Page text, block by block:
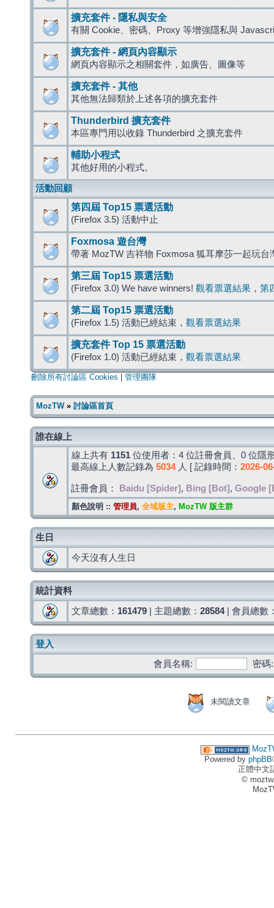
擴充套件 - 隱私與安全
有關 Cookie、密碼、Proxy 等增強隱私與
擴充套件 - 網頁內容顯示
網頁內容顯示之相關套件，如廣告、圖像等
擴充套件 - 其他
其他無法歸類於上述各項的擴充套件
Thunderbird 擴充套件
本區專門用以收錄 Thunderbird 之擴充套件
輔助小程式
其他好用的小程式。
活動回顧
第四屆 Top15 票選活動
(Firefox 3.5) 活動中止
Foxmosa 遊台灣
帶著 MozTW 吉祥物 Foxmosa 狐耳摩莎一起玩台
第三屆 Top15 票選活動
(Firefox 3.0) We have winners! 觀看票選結果 ， 第
第二屆 Top15 票選活動
(Firefox 1.5) 活動已經結束， 觀看票選結果
擴充套件 Top 15 票選活動
(Firefox 1.0) 活動已經結束， 觀看票選結果
刪除所有討論區 Cookies 管理團隊
MozTW» 討論區首頁
誰在線上
線上共有 1151 位使用者：4 位註冊會員、0 位隱
最高線上人數記錄為 5034人 [ 記錄時間： 2026-
註冊會員： Baidu [Spider] , Bing [Bot] , Google
顏色說明 :: 管理員, 全域版主, MozTW 版主群
生日
今天沒有人生日
統計資料
文章總數： 161479 | 主題總數： 28584| 會員總數
登入
會員名稱:
密碼:
未閱讀文章
Powered by phpBB
正體中文
©